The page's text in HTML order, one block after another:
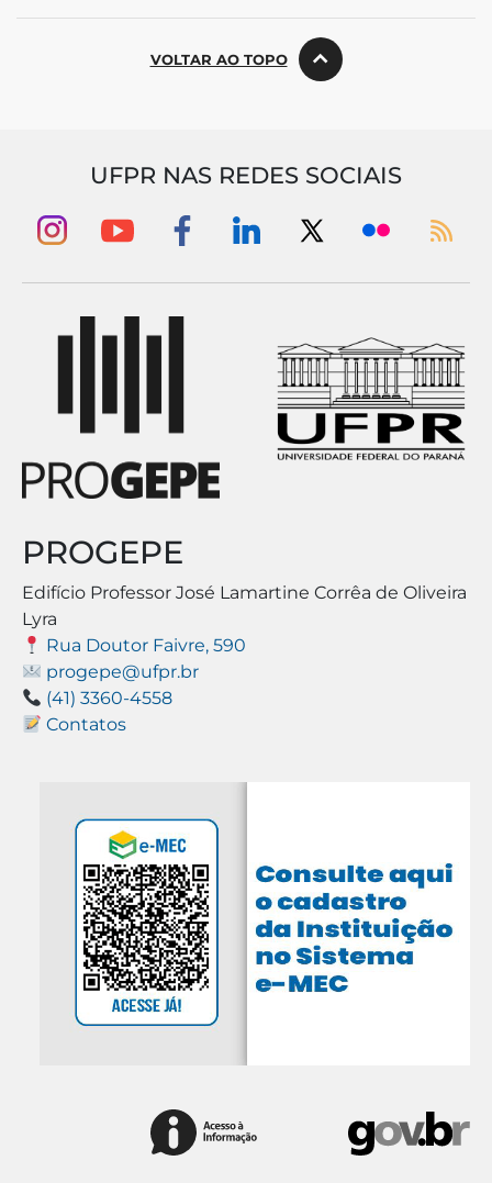
VOLTAR AO TOPO
UFPR NAS REDES SOCIAIS
PROGEPE
Edifício Professor José Lamartine Corrêa de Oliveira
Lyra
Rua Doutor Faivre, 590
progepe@ufpr.br
(41) 3360-4558
Contatos